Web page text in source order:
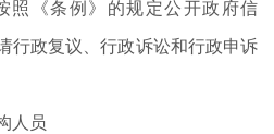
照《条例》的规定公开政府信
行政复议、行政诉讼和行政申诉
人员